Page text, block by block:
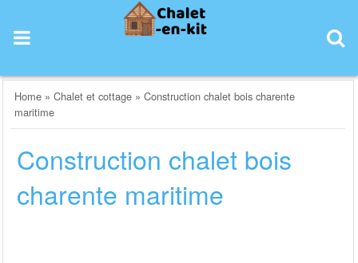
content
Home »Chalet et cottage »Construction chalet bois charente
maritime
Construction chalet bois
charente maritime